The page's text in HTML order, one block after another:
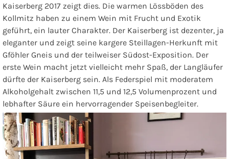
Kaiserberg 2017 zeigt dies. Die warmen Lössböden des
Kollmitz haben zu einem Wein mit Frucht und Exotik
geführt, ein lauter Charakter. Der Kaiserberg ist dezenter, ja
eleganter und zeigt seine kargere Steillagen-Herkunft mit
Gföhler Gneis und der teilweiser Südost-Exposition. Der
erste Wein macht jetzt vielleicht mehr Spaß, der Langläufer
dürfte der Kaiserberg sein. Als Federspiel mit moderatem
Alkoholgehalt zwischen 11,5 und 12,5 Volumenprozent und
lebhafter Säure ein hervorragender Speisenbegleiter.